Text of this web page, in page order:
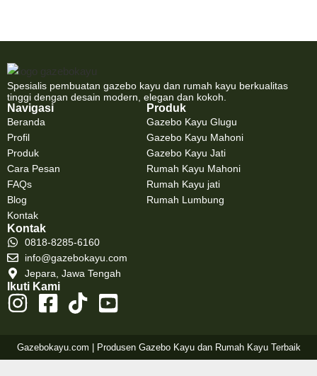
Spesialis pembuatan gazebo kayu dan rumah kayu berkualitas
tinggi dengan desain modern, elegan dan kokoh.
Navigasi
Beranda
Profil
Produk
Cara Pesan
FAQs
Blog
Kontak
Produk
Gazebo Kayu Glugu
Gazebo Kayu Mahoni
Gazebo Kayu Jati
Rumah Kayu Mahoni
Rumah Kayu jati
Rumah Lumbung
Kontak
0818-8285-6160
info@gazebokayu.com
Jepara, Jawa Tengah
Ikuti Kami
Gazebokayu.com | Produsen Gazebo Kayu dan Rumah Kayu Terbaik